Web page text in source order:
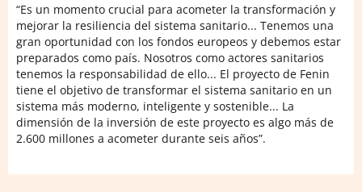
“Es un momento crucial para acometer la transformación y
mejorar la resiliencia del sistema sanitario... Tenemos una
gran oportunidad con los fondos europeos y debemos estar
preparados como país. Nosotros como actores sanitarios
tenemos la responsabilidad de ello... El proyecto de Fenin
tiene el objetivo de transformar el sistema sanitario en un
sistema más moderno, inteligente y sostenible... La
dimensión de la inversión de este proyecto es algo más de
2.600 millones a acometer durante seis años”.